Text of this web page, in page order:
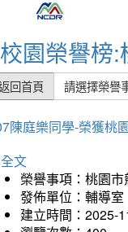
校園榮譽榜
回首頁 請選擇榮譽
陳庭樂同學-榮獲桃
文
榮譽事項：桃園市
發佈單位：輔導室
建立時間：2025-